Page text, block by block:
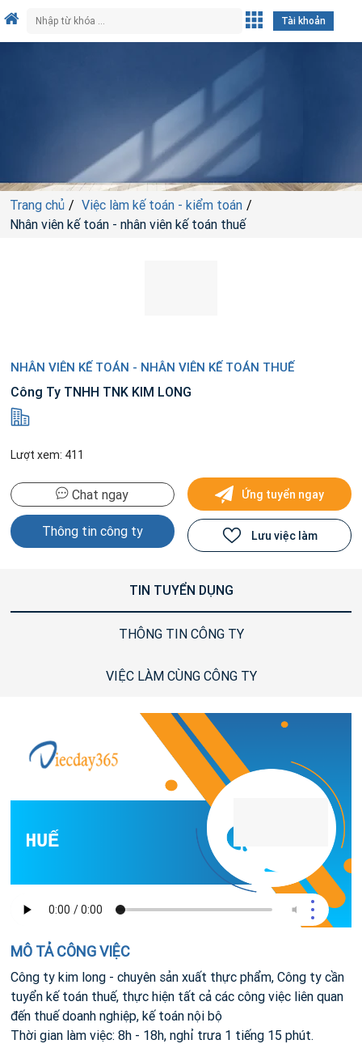
Tài khoản
Trang chủ
Việc làm kế toán - kiểm toán
Nhân viên kế toán - nhân viên kế toán thuế
NHÂN VIÊN KẾ TOÁN - NHÂN VIÊN KẾ TOÁN THUẾ
Công Ty TNHH TNK KIM LONG
Lượt xem: 411
Chat ngay
Thông tin công ty
Ứng tuyển ngay
Lưu việc làm
TIN TUYỂN DỤNG
THÔNG TIN CÔNG TY
VIỆC LÀM CÙNG CÔNG TY
MÔ TẢ CÔNG VIỆC
Công ty kim long - chuyên sản xuất thực phẩm, Công ty cần
tuyển kế toán thuế, thực hiện tất cả các công việc liên quan
đến thuế doanh nghiệp, kế toán nội bộ
Thời gian làm việc: 8h - 18h, nghỉ trưa 1 tiếng 15 phút.